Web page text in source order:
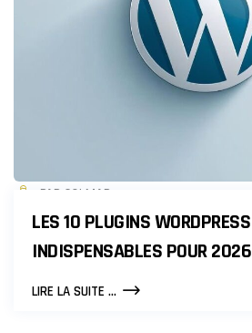
PAR COLMAR
LES 10 PLUGINS WORDPRESS
INDISPENSABLES POUR 2026
LIRE LA SUITE ...LES